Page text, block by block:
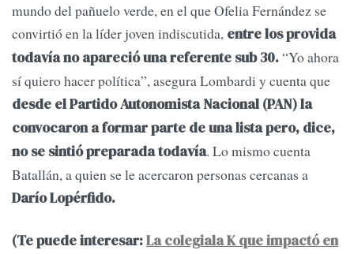
mundo del pañuelo verde, en el que Ofelia Fernández se
convirtió en la líder joven indiscutida, entre los provida
todavía no apareció una referente sub 30.“Yo ahora
sí quiero hacer política”, asegura Lombardi y cuenta que
desde el Partido Autonomista Nacional (PAN) la
convocaron a formar parte de una lista pero, dice,
no se sintió preparada todavía. Lo mismo cuenta
Batallán, a quien se le acercaron personas cercanas a
Darío Lopérfido.
(Te puede interesar:La colegiala K que impactó en